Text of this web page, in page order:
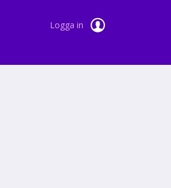
Logga in